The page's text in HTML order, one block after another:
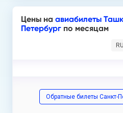
Цены на авиабилеты
Петербург по месяцам
Обратные билеты Санкт-